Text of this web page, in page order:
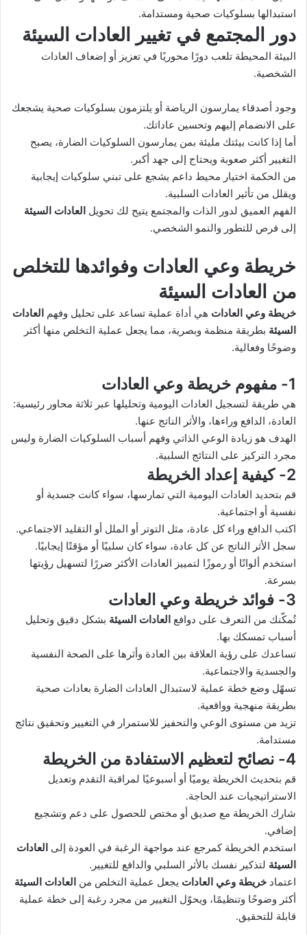
استبدالها بسلوكيات صحية ومستدامة.
دور المجتمع في تغيير العادات السيئة
البيئة المحيطة تلعب دورًا محوريًا في تعزيز أو إضعاف العادات
الشخصية.
وجود أصدقاء يمارسون الرياضة أو يلتزمون بسلوكيات صحية يشجعك
على الانضمام إليهم وتحسين عاداتك.
أما إذا كانت بيئتك مليئة بمن يمارسون السلوكيات الضارة، يصبح
التغيير أكثر صعوبة ويحتاج إلى جهد أكبر.
من الحكمة اختيار محيط داعم يشجع على تبني سلوكيات إيجابية
ويقلل من تأثير العادات السلبية.
الفهم العميق لدور الذات والمجتمع يتيح لك تحويل العادات السيئة
إلى فرص للتطور والنمو الشخصي.
خريطة وعي العادات وفوائدها للتخلص
من العادات السيئة
خريطة وعي العادات هي أداة عملية تساعد على تحليل وفهم العادات
السيئة بطريقة منظمة وبصرية، مما يجعل عملية التخلص منها أكثر
وضوحًا وفعالية.
1- مفهوم خريطة وعي العادات
هي طريقة لتسجيل العادات اليومية وتحليلها عبر ثلاثة محاور رئيسية:
العادة، الدافع وراءها، والأثر الناتج عنها.
الهدف هو زيادة الوعي الذاتي وفهم أسباب السلوكيات الضارة وليس
مجرد التركيز على النتائج السلبية.
2- كيفية إعداد الخريطة
قم بتحديد العادات اليومية التي تمارسها، سواء كانت جسدية أو
نفسية أو اجتماعية.
اكتب الدافع وراء كل عادة، مثل التوتر أو الملل أو التقليد الاجتماعي.
سجل الأثر الناتج عن كل عادة، سواء كان سلبيًا أو مؤقتًا إيجابيًا.
استخدم ألوانًا أو رموزًا لتمييز العادات الأكثر ضررًا لتسهيل رؤيتها
بسرعة.
3- فوائد خريطة وعي العادات
تُمكّنك من التعرف على دوافع العادات السيئة بشكل دقيق وتحليل
أسباب تمسكك بها.
تساعدك على رؤية العلاقة بين العادة وأثرها على الصحة النفسية
والجسدية والاجتماعية.
تسهّل وضع خطة عملية لاستبدال العادات الضارة بعادات صحية
بطريقة منهجية وواقعية.
تزيد من مستوى الوعي والتحفيز للاستمرار في التغيير وتحقيق نتائج
مستدامة.
4- نصائح لتعظيم الاستفادة من الخريطة
قم بتحديث الخريطة يوميًا أو أسبوعيًا لمراقبة التقدم وتعديل
الاستراتيجيات عند الحاجة.
شارك الخريطة مع صديق أو مختص للحصول على دعم وتشجيع
إضافي.
استخدم الخريطة كمرجع عند مواجهة الرغبة في العودة إلى العادات
السيئة لتذكير نفسك بالأثر السلبي والدافع للتغيير.
اعتماد خريطة وعي العادات يجعل عملية التخلص من العادات السيئة
أكثر وضوحًا وتنظيمًا، ويحوّل التغيير من مجرد رغبة إلى خطة عملية
قابلة للتحقيق.